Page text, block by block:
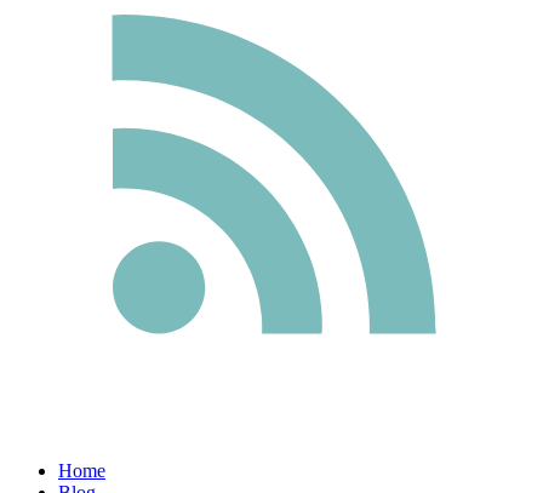
Home